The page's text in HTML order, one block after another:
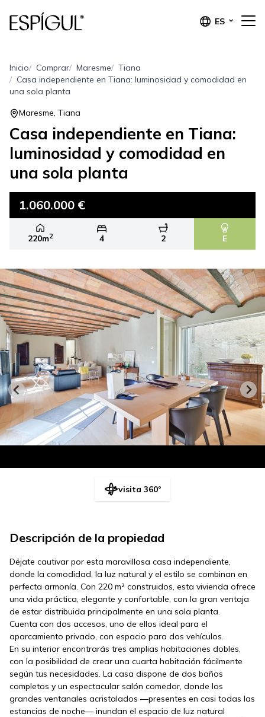
ES
Inicio Comprar Maresme
Tiana
Casa independiente en Tiana: luminosidad y comodidad en
una sola planta
Maresme, Tiana
Casa independiente en Tiana:
luminosidad y comodidad en
una sola planta
1.060.000 €
220m2 4 2 E
visita 360º
Descripción de la propiedad
Déjate cautivar por esta maravillosa casa independiente,
donde la comodidad, la luz natural y el estilo se combinan en
perfecta armonía. Con 220 m² construidos, esta vivienda ofrece
una vida práctica, elegante y confortable, con la gran ventaja
de estar distribuida principalmente en una sola planta.
Cuenta con dos accesos, uno de ellos ideal para el
aparcamiento privado, con espacio para dos vehículos.
En su interior encontrarás tres amplias habitaciones dobles,
con la posibilidad de crear una cuarta habitación fácilmente
según tus necesidades. La casa dispone de dos baños
completos y un espectacular salón comedor, donde los
grandes ventanales acristalados —presentes en casi todas las
estancias de noche— inundan el espacio de luz natural